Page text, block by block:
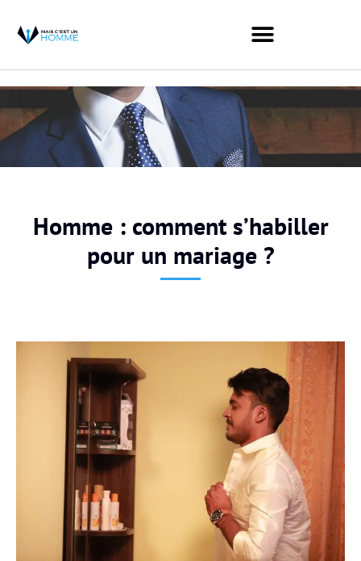
Homme : comment s’habiller
pour un mariage ?